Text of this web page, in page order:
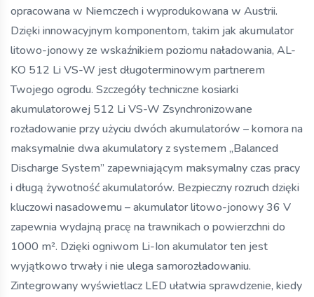
opracowana w Niemczech i wyprodukowana w Austrii.
Dzięki innowacyjnym komponentom, takim jak akumulator
litowo-jonowy ze wskaźnikiem poziomu naładowania, AL-
KO 512 Li VS-W jest długoterminowym partnerem
Twojego ogrodu. Szczegóły techniczne kosiarki
akumulatorowej 512 Li VS-W Zsynchronizowane
rozładowanie przy użyciu dwóch akumulatorów – komora na
maksymalnie dwa akumulatory z systemem „Balanced
Discharge System” zapewniającym maksymalny czas pracy
i długą żywotność akumulatorów. Bezpieczny rozruch dzięki
kluczowi nasadowemu – akumulator litowo-jonowy 36 V
zapewnia wydajną pracę na trawnikach o powierzchni do
1000 m². Dzięki ogniwom Li-Ion akumulator ten jest
wyjątkowo trwały i nie ulega samorozładowaniu.
Zintegrowany wyświetlacz LED ułatwia sprawdzenie, kiedy